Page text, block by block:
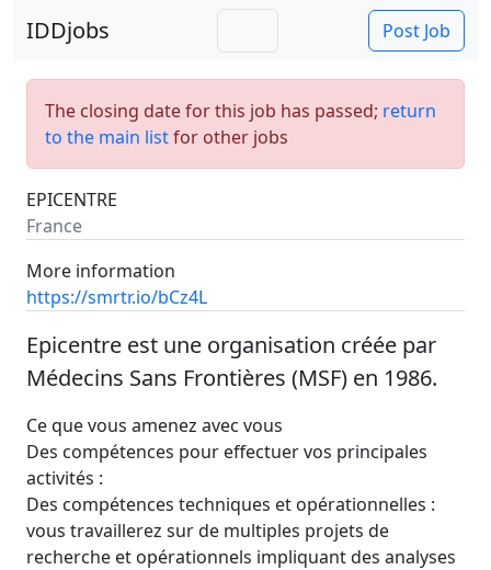
IDDjobs Post Job
The closing date for this job has passed; return
to the main listfor other jobs
EPICENTRE
France
More information
https://smrtr.io/bCz4L
Epicentre est une organisation créée par
Médecins Sans Frontières (MSF) en 1986.
Ce que vous amenez avec vous
Des compétences pour effectuer vos principales
activités :
Des compétences techniques et opérationnelles :
vous travaillerez sur de multiples projets de
recherche et opérationnels impliquant des analyses